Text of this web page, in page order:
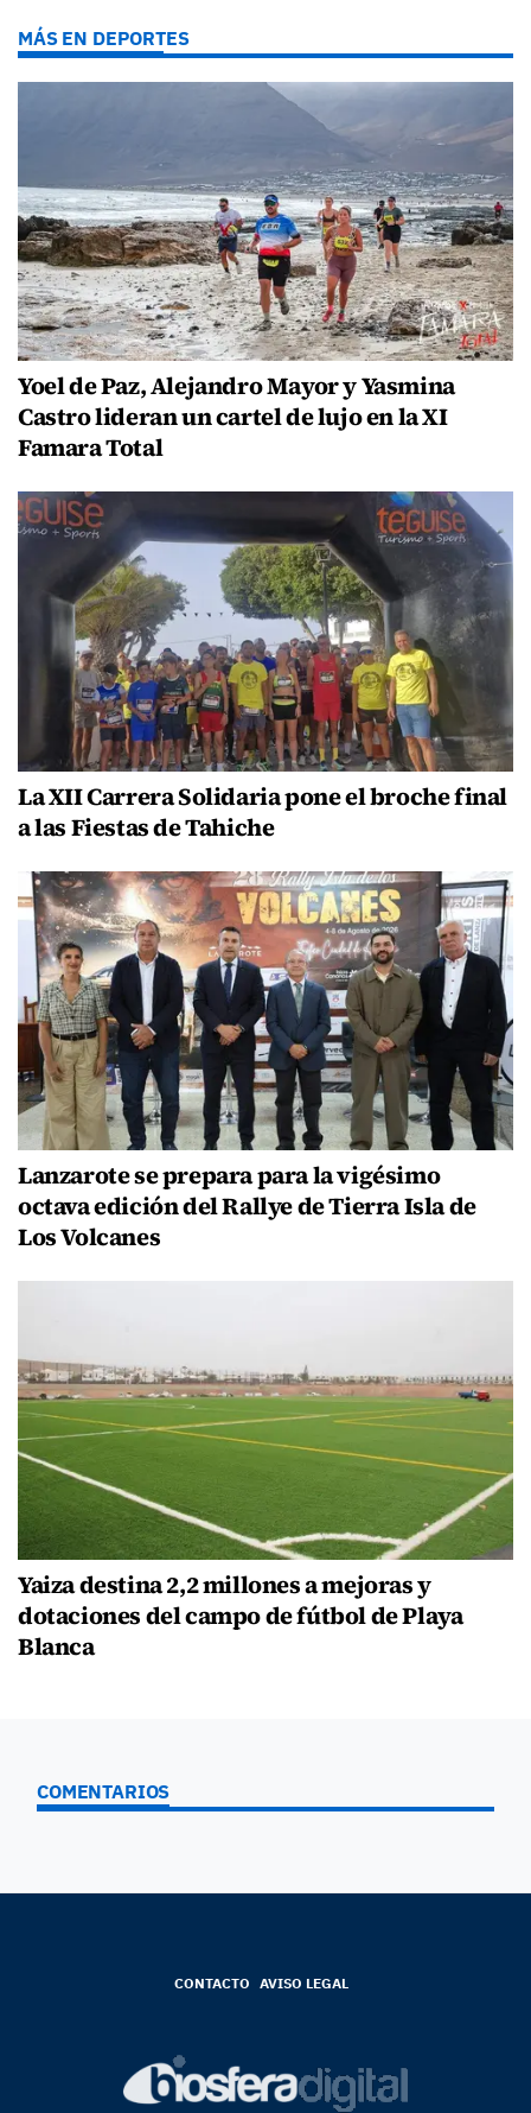
MÁS EN DEPORTES
Yoel de Paz, Alejandro Mayor y Yasmina
Castro lideran un cartel de lujo en la XI
Famara Total
La XII Carrera Solidaria pone el broche final
a las Fiestas de Tahiche
Lanzarote se prepara para la vigésimo
octava edición del Rallye de Tierra Isla de
Los Volcanes
Yaiza destina 2,2 millones a mejoras y
dotaciones del campo de fútbol de Playa
Blanca
COMENTARIOS
CONTACTO AVISO LEGAL